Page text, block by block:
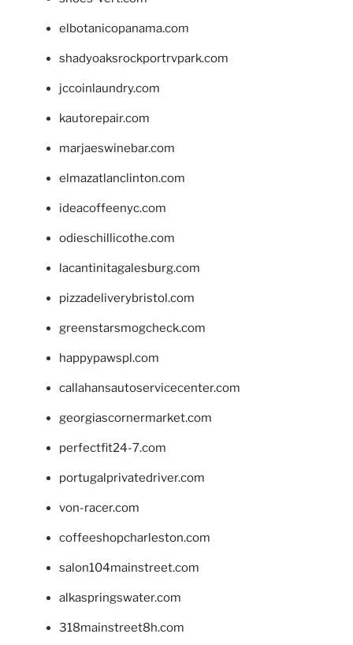
elbotanicopanama.com
shadyoaksrockportrvpark.com
jccoinlaundry.com
kautorepair.com
marjaeswinebar.com
elmazatlanclinton.com
ideacoffeenyc.com
odieschillicothe.com
lacantinitagalesburg.com
pizzadeliverybristol.com
greenstarsmogcheck.com
happypawspl.com
callahansautoservicecenter.com
georgiascornermarket.com
perfectfit24-7.com
portugalprivatedriver.com
von-racer.com
coffeeshopcharleston.com
salon104mainstreet.com
alkaspringswater.com
318mainstreet8h.com